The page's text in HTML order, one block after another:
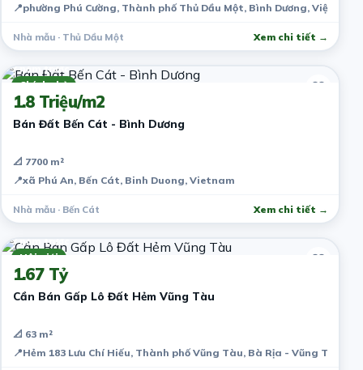
📍phường Phú Cường, Thành phố Thủ Dầu Một, Bình Dương, Việt Nam
Nhà mẫu · Thủ Dầu Một Xem chi tiết →
Chính chủ
7 năm trước
1.8 Triệu/m2
Bán Đất Bến Cát - Bình Dương
📐 7700 m²
📍xã Phú An, Bến Cát, Binh Duong, Vietnam
Nhà mẫu · Bến Cát Xem chi tiết →
Môi giới
7 năm trước
1.67 Tỷ
Cần Bán Gấp Lô Đất Hẻm Vũng Tàu
📐 63 m²
📍Hẻm 183 Lưu Chí Hiếu, Thành phố Vũng Tàu, Bà Rịa - Vũng Tàu,